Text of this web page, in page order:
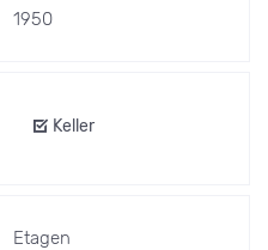
1950
Keller
Etagen